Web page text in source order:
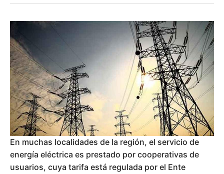
En muchas localidades de la región, el servicio de
energía eléctrica es prestado por cooperativas de
usuarios, cuya tarifa está regulada por el Ente